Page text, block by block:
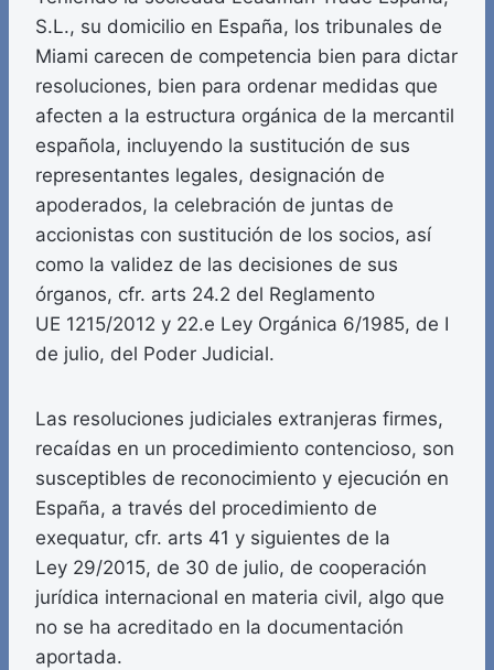
S.L., su domicilio en España, los tribunales de
Miami carecen de competencia bien para dictar
resoluciones, bien para ordenar medidas que
afecten a la estructura orgánica de la mercantil
española, incluyendo la sustitución de sus
representantes legales, designación de
apoderados, la celebración de juntas de
accionistas con sustitución de los socios, así
como la validez de las decisiones de sus
órganos, cfr. arts 24.2 del Reglamento
UE 1215/2012 y 22.e Ley Orgánica 6/1985, de I
de julio, del Poder Judicial.
Las resoluciones judiciales extranjeras firmes,
recaídas en un procedimiento contencioso, son
susceptibles de reconocimiento y ejecución en
España, a través del procedimiento de
exequatur, cfr. arts 41 y siguientes de la
Ley 29/2015, de 30 de julio, de cooperación
jurídica internacional en materia civil, algo que
no se ha acreditado en la documentación
aportada.